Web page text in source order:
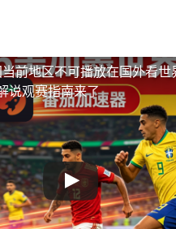
前地区不可播放在国外看世
说观赛指南来了